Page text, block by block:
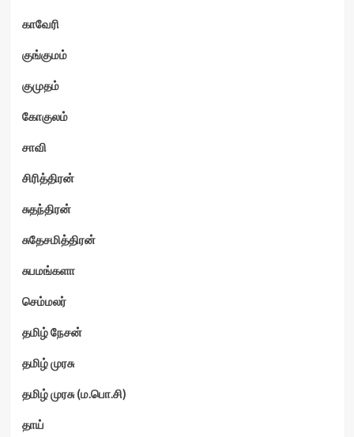
காவேரி
குங்குமம்
குமுதம்
கோகுலம்
சாவி
சிரித்திரன்
சுதந்திரன்
சுதேசமித்திரன்
சுபமங்களா
செம்மலர்
தமிழ் நேசன்
தமிழ் முரசு
தமிழ் முரசு (ம.பொ.சி)
தாய்